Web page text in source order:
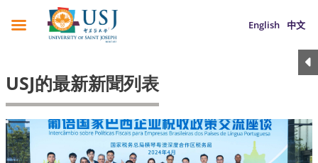
English 中文
USJ的最新新聞列表